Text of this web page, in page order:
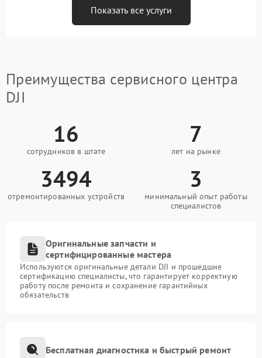
Показать все услуги
Преимущества сервисного центра
DJI
16
сотрудников в штате
7
лет на рынке
3494
отремонтированных устройств
3
минимальный опыт работы
специалистов
Оригинальные запчасти и
сертифицированные мастера
Используются оригинальные детали DJI и прошедшие
сертификацию специалисты, что гарантирует корректную
работу после ремонта и сохранение гарантийных
обязательств
Бесплатная диагностика и быстрый ремонт